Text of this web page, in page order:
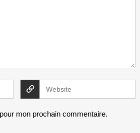
mon prochain commentaire.